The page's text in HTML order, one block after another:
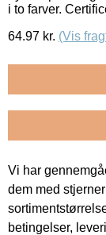
i to farver.
64.97 kr. (Vis
Vi har
dem med
betingelser,